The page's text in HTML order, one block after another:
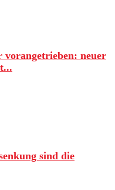
neuer
sind die